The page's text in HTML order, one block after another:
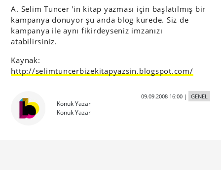
A. Selim Tuncer 'in kitap yazması için başlatılmış bir
kampanya dönüyor şu anda blog kürede. Siz de
kampanya ile aynı fikirdeyseniz imzanızı
atabilirsiniz.
Kaynak:
http://selimtuncerbizekitapyazsin.blogspot.com/
Konuk Yazar
Konuk Yazar
09.09.2008 16:00| GENEL